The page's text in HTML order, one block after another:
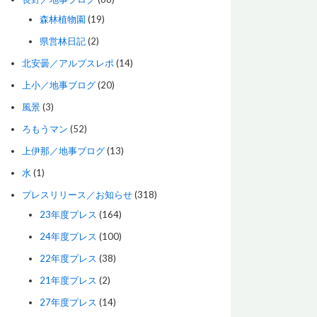
森林植物園 (19)
県営林日記(2)
北安曇／アルプスレポ (14)
上小／地事ブログ(20)
風景(3)
ろもうマン (52)
上伊那／地事ブログ(13)
水 (1)
プレスリリース／お知らせ(318)
23年度プレス (164)
24年度プレス (100)
22年度プレス (38)
21年度プレス (2)
27年度プレス (14)